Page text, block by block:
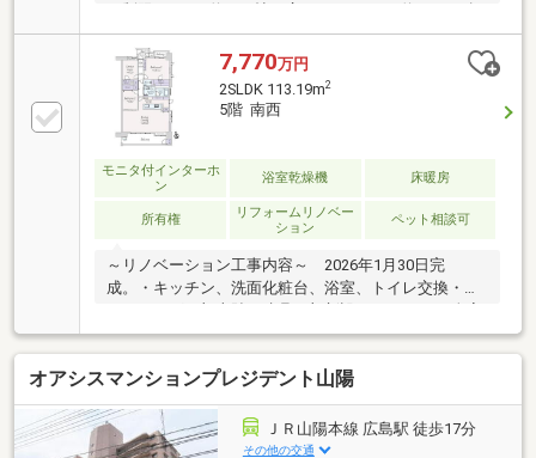
があるワイドなキッチン■豊富な収納■1620サイズの浴
室■リビングにはペアガラスを採用■小梁の出ない中空
スラブ工法■防音性に優れた二重天井構造■16台が駐車
可能な平面駐車場（但し、空無。2025年10月17日現
在）■山陽本線「広島」駅まで約750ｍ（徒歩10分）
7,770万円
2SLDK 113.19m2
5階 南西
モニタ付インターホ
ン
浴室乾燥機 床暖房
所有権
リフォームリノベー
ション
ペット相談可
～リノベーション工事内容～ 2026年1月30日完
成。・キッチン、洗面化粧台、浴室、トイレ交換・フ
交換。・浴室には肩への打たせ湯を採用、キッチンは
有機ガラスの素材・ワイドコンロの３口IHを採用。・
JR山陽線「広島」駅徒歩１０分、広島駅新駅ビル
「minamoa（ミナモア）」徒歩10分。・バルコニーに
トランクルームがありますのでアウドドア用品の収納
も可能です。・幟町小学校徒歩4分・京橋川遊歩道
オアシスマンションプレジデント山陽
ＪＲ山陽本線 広島駅 徒歩17分
その他の交通